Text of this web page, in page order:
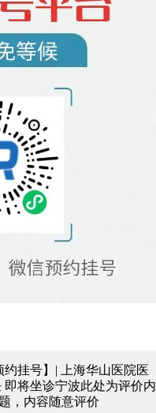
约挂号】| 上海华山医院医
即将坐诊宁波此处为评价内
，内容随意评价